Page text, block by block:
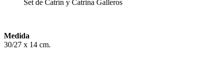
Set de Catrín y Catrina Galleros
Medida
30/27 x 14 cm.